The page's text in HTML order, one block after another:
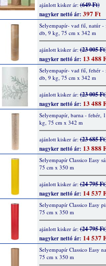
ajánlott kisker ár:(649 Ft)
nagyker nettó ár: 397 Ft
Selyempapír- vad fű, natúr -
db, 9 kg, 75 cm x 342 m
ajánlott kisker ár:(23 005
nagyker nettó ár: 13 488
Selyempapír- vad fű, fehér -
db, 9 kg, 75 cm x 342 m
ajánlott kisker ár:(23 005
nagyker nettó ár: 13 488
Selyempapír, barna - fehér,
kg, 75 cm x 342 m
ajánlott kisker ár:(23 685
nagyker nettó ár: 13 888
Selyempapír Classico Easy
75 cm x 350 m
ajánlott kisker ár:(24 795
nagyker nettó ár: 14 537
Selyempapír Classico Easy
75 cm x 350 m
ajánlott kisker ár:(24 795
nagyker nettó ár: 14 537
Selyempapír Classico Easy
75 cm x 350 m